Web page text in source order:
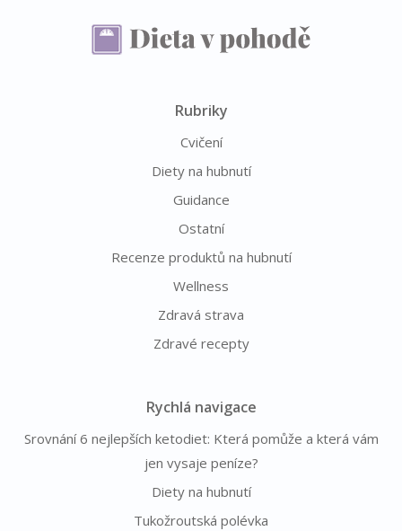
Rubriky
Cvičení
Diety na hubnutí
Guidance
Ostatní
Recenze produktů na hubnutí
Wellness
Zdravá strava
Zdravé recepty
Rychlá navigace
Srovnání 6 nejlepších ketodiet: Která pomůže a která vám
jen vysaje peníze?
Diety na hubnutí
Tukožroutská polévka